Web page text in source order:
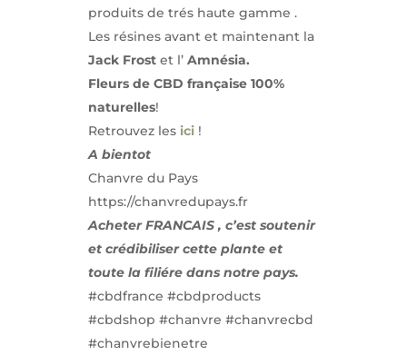
produits de trés haute gamme .
Les résines avant et maintenant la
Jack Frostet l’ Amnésia.
Fleurs de CBD française 100%
naturelles!
Retrouvez les ici!
A bientot
Chanvre du Pays
https://chanvredupays.fr
Acheter FRANCAIS , c’est soutenir
et crédibiliser cette plante et
toute la filiére dans notre pays.
#cbdfrance #cbdproducts
#cbdshop #chanvre #chanvrecbd
#chanvrebienetre